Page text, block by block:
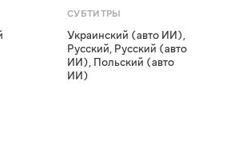
СУБТИТРЫ
Украинский (авто ИИ),
Русский, Русский (авто
ИИ), Польский (авто
ИИ)